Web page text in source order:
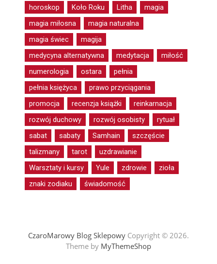
horoskop
Koło Roku Litha
magia
magia miłosna
magia naturalna
magia świec
magija
medycyna alternatywna
medytacja
miłość
numerologia
ostara
pełnia
pełnia księżyca
prawo przyciągania
promocja
recenzja książki
reinkarnacja
rozwój duchowy
rozwój osobisty
rytuał
sabat
sabaty Samhain
szczęście
talizmany
tarot
uzdrawianie
Warsztaty i kursy
Yule zdrowie
zioła
znaki zodiaku
świadomość
CzaroMarowy Blog SklepowyCopyright © 2026.
Theme by MyThemeShop